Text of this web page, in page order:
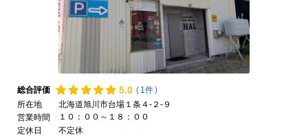
総合評価 5.0 ( 1件)
所在地
北海道旭川市台場１条４-２-９
営業時間
１０：００～１８：００
定休日
不定休